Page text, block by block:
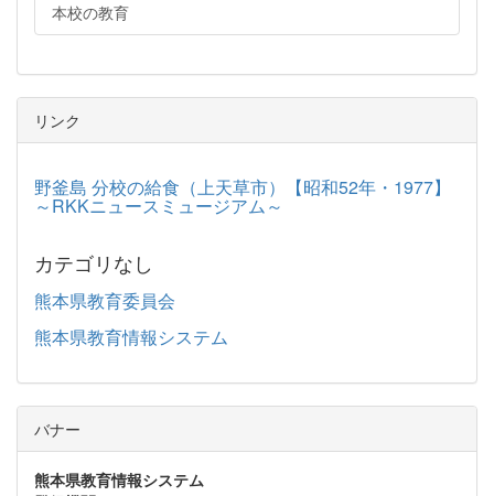
本校の教育
リンク
野釜島 分校の給食（上天草市）【昭和52年・1977】
～RKKニュースミュージアム～
カテゴリなし
熊本県教育委員会
熊本県教育情報システム
バナー
熊本県教育情報システム